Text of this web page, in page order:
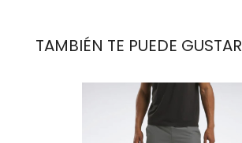
TAMBIÉN TE PUEDE GUSTAR